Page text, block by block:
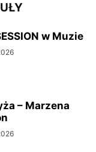
w Muzie
– Marzena